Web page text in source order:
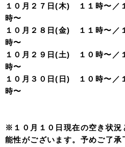
１０月２７日(木) １１時〜／
時〜
１０月２８日(金) １１時〜／
時〜
１０月２９日(土) １０時〜／
時〜
１０月３０日(日) １０時〜／
時〜
※１０月１０日現在の空き状況
能性がございます。予めご了承